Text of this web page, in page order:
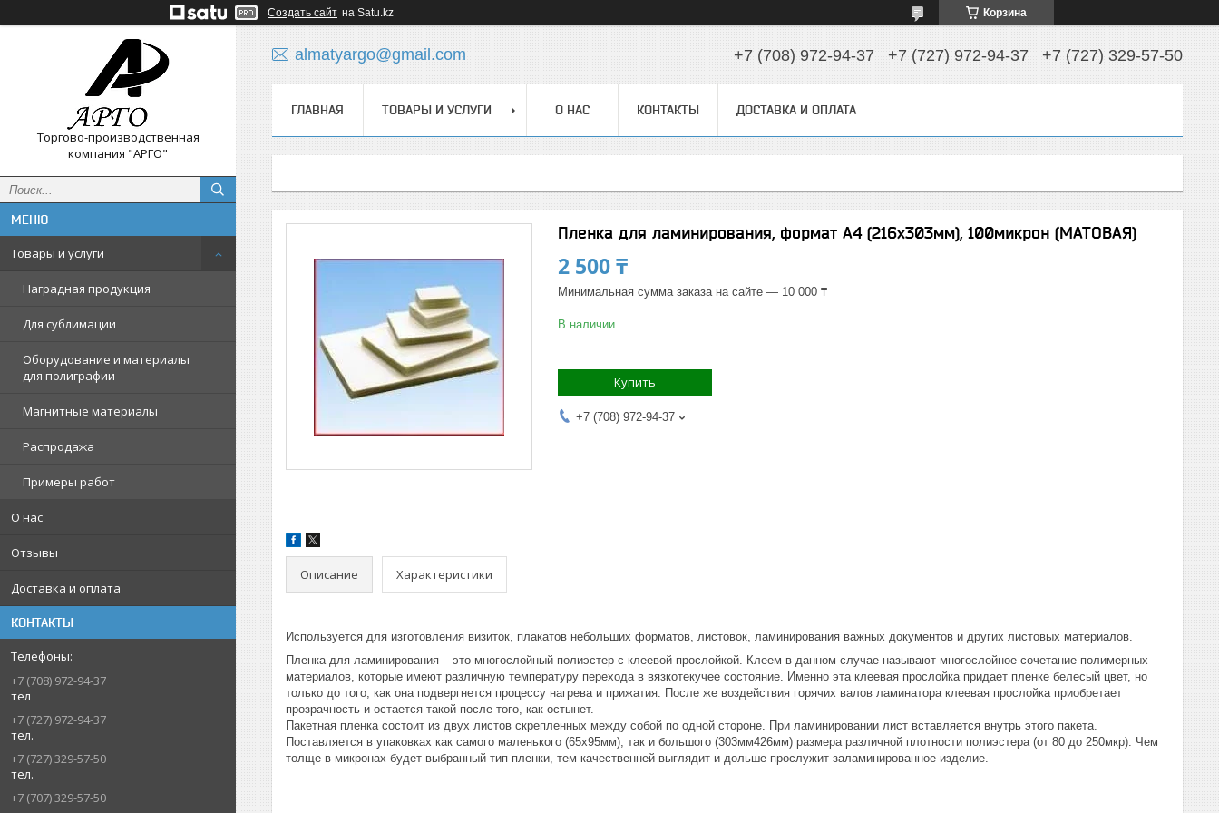
Создать сайт на Satu.kz Корзина
Торгово-производственная
компания "АРГО"
Товары и услуги
Наградная продукция
Для сублимации
Оборудование и материалы
для полиграфии
Магнитные материалы
Распродажа
Примеры работ
О нас
Отзывы
Доставка и оплата
КОНТАКТЫ
+7 (708) 972-94-37
тел
+7 (727) 972-94-37
тел.
+7 (727) 329-57-50
тел.
+7 (707) 329-57-50
almatyargo@gmail.com +7 (708) 972-94-37 +7 (727) 972-94-37 +7 (727) 329-57-50
ГЛАВНАЯ ТОВАРЫ И УСЛУГИ О НАС КОНТАКТЫ ДОСТАВКА И ОПЛАТА
Пленка для ламинирования, формат А4 (216х303мм), 100микрон (МАТОВАЯ)
2 500 ₸
Минимальная сумма заказа на сайте — 10 000 ₸
В наличии
Купить
+7 (708) 972-94-37
Описание Характеристики
Используется для изготовления визиток, плакатов небольших форматов, листовок, ламинирования важных документов и других листовых материалов.
Пленка для ламинирования – это многослойный полиэстер с клеевой прослойкой. Клеем в данном случае называют многослойное сочетание полимерных
материалов, которые имеют различную температуру перехода в вязкотекучее состояние. Именно эта клеевая прослойка придает пленке белесый цвет, но
только до того, как она подвергнется процессу нагрева и прижатия. После же воздействия горячих валов ламинатора клеевая прослойка приобретает
прозрачность и остается такой после того, как остынет.
Пакетная пленка состоит из двух листов скрепленных между собой по одной стороне. При ламинировании лист вставляется внутрь этого пакета.
Поставляется в упаковках как самого маленького (65х95мм), так и большого (303мм426мм) размера различной плотности полиэстера (от 80 до 250мкр). Чем
толще в микронах будет выбранный тип пленки, тем качественней выглядит и дольше прослужит заламинированное изделие.